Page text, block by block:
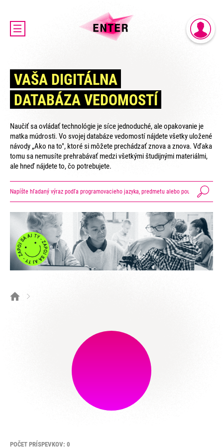
O PROJEKTE ENTER
ENTER MICRO:BIT 3D CUP
ENTER PROGRAMIÁDA
VIDEÁ YOUTUBEROV
VAŠE NÁPADY
SVET SENIOROV
VAŠA DIGITÁLNA
DATABÁZA VEDOMOSTÍ
Naučiť sa ovládať technológie je síce jednoduché, ale opakovanie je
matka múdrosti. Vo svojej databáze vedomostí nájdete všetky uložené
návody „Ako na to", ktoré si môžete prechádzať znova a znova. Vďaka
tomu sa nemusíte prehrabávať medzi všetkými študijnými materiálmi,
ale hneď nájdete to, čo potrebujete.
POČET PRÍSPEVKOV: 0